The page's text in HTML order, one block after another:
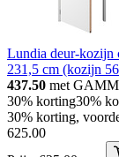
Lundia deur-kozijn
231,5 cm (kozijn
437.50 met
30% korting30%
30% korting,
625.00